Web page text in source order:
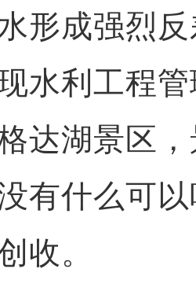
形成强烈
水利工程
达湖景区
有什么可
收。